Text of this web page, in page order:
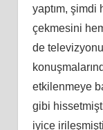
yaptım, şimdi
çekmesini
de
etkilenmeye
gibi hissetmiş
iyice